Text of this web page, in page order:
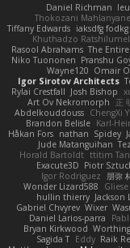
Daniel Richman
Thokozani Mahlanyane
Tiffany Edwards iaksdfg fodkg
Khuthadzo
Rasool Abrahams The
Niko Tuononen Pranshu
Wayne120 Omair
Igor Sirotov Architects
Rylai Crestfall Josh Bishop
Art Ov Nekromorph
正
Abdelkouddouss ChengXi
Brandon Belisle Karl-
Håkan Fors nathan Spidey
Jude Matanguihan
Horald Bartoldt ttitim
Exacute3D Piotr
Igor Rodriguez
朋弥
Wonder Lizard588
hullin thierry Jackson
Gabriel Chvyrev Wixer
Daniel Larios-parra
Bryan Kirkwood
Sagida T Eddy Raik